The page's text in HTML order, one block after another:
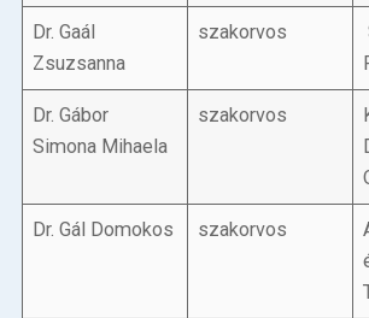
Dr. Gaál
Zsuzsanna
szakorvos
Dr. Gábor
Simona Mihaela
szakorvos
Dr. Gál Domokos szakorvos